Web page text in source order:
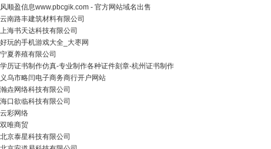
风顺盈信息www.pbcgik.com - 官方网站域名出售
云南路丰建筑材料有限公司
上海书天达科技有限公司
好玩的手机游戏大全_大枣网
宁夏养殖有限公司
学历证书制作仿真-专业制作各种证件刻章-杭州证书制作
义乌市略闫电子商务商行开户网站
瀚垚网络科技有限公司
海口欲临科技有限公司
云彩网络
双唯商贸
北京泰星科技有限公司